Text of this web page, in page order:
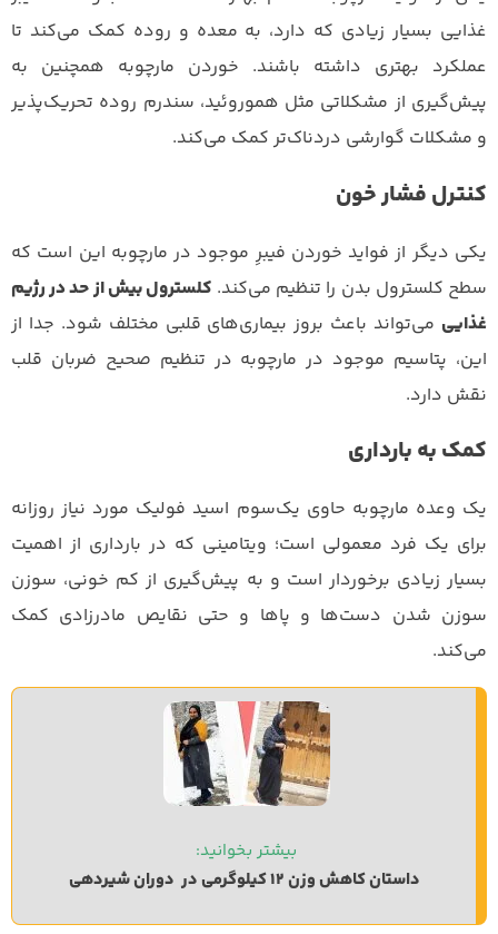
غذایی بسیار زیادی که دارد،‌ به معده و روده کمک می‌کند تا
عملکرد بهتری داشته باشند. خوردن مارچوبه همچنین به
پیش‌گیری از مشکلاتی مثل هموروئید، سندرم روده تحریک‌پذیر
و مشکلات گوارشی دردناک‌تر کمک می‌کند.
کنترل فشار خون
یکی دیگر از فواید خوردن فیبرِ موجود در مارچوبه این است که
سطح کلسترول بدن را تنظیم می‌کند. کلسترول بیش از حد در رژیم
غذایی می‌تواند باعث بروز بیماری‌های قلبی مختلف شود. جدا از
این، پتاسیم موجود در مارچوبه در تنظیم صحیح ضربان قلب
نقش دارد.
کمک به بارداری
یک وعده مارچوبه حاوی یک‌سوم اسید فولیک مورد نیاز روزانه
برای یک فرد معمولی است؛ ویتامینی که در بارداری از اهمیت
بسیار زیادی برخوردار است و به پیش‌گیری از کم خونی، سوزن
سوزن شدن دست‌ها و پاها و حتی نقایص مادرزادی کمک
می‌کند.
بیشتر بخوانید:
داستان کاهش وزن 12 کیلوگرمی در  دوران شیردهی